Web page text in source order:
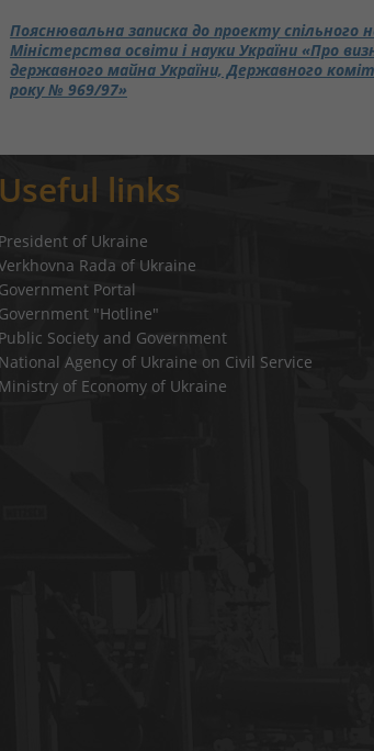
Пояснювальна записка до проекту спільного
Міністерства освіти і науки України «Про
державного майна України, Державного
року № 969/97»
Useful links
President of Ukraine
Rada of Ukraine
Government Portal
Government "Hotline"
Public Society and Government
National Agency of Ukraine on Civil Service
Ministry of Economy of Ukraine